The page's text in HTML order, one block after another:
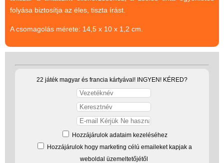
folyása biztosítja az éles, tiszta írást.
A csomagolás mérete: 14,5 x 10 x 1,2 cm.
22 játék magyar és francia kártyával! INGYEN! KÉRED?
Hozzájárulok adataim kezeléséhez
Hozzájárulok hogy marketing célú emaileket kapjak a
weboldal üzemeltetőjétől
(baba,autó,konyha,épület,..)
Tanulást segítő játék
Társasjáték
Tudományos játék
Úti játékok, Utazó játékok
Ügyességi játékok
CSAK NÁLUNK - Egyedi
játékok